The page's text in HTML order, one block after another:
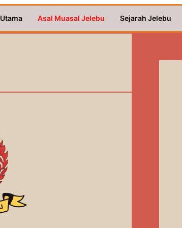
Utama Asal Muasal Jelebu Sejarah Jelebu